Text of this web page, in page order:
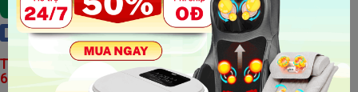
Xem Chi Tiết Thêm Vào Giỏ Hàng
Facebook
Thông số kỹ thuật của máy massage cầm tay Puli PL-
621DC3